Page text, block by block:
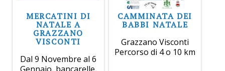
MERCATINI DI
NATALE A
GRAZZANO
VISCONTI
Dal 9 Novembre al 6
CAMMINATA DEI
BABBI NATALE
Grazzano Visconti
Percorso di 4 o 10 km